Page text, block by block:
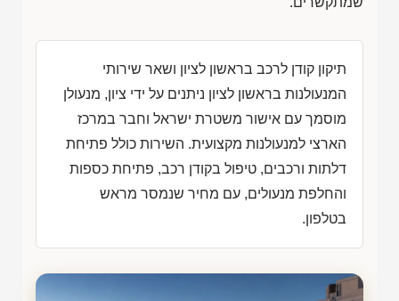
תיקון קודן לרכב בראשון לציון ושאר שירותי
המנעולנות בראשון לציון ניתנים על ידי ציון, מנעולן
מוסמך עם אישור משטרת ישראל וחבר במרכז
הארצי למנעולנות מקצועית. השירות כולל פתיחת
דלתות ורכבים, טיפול בקודן רכב, פתיחת כספות
והחלפת מנעולים, עם מחיר שנמסר מראש
בטלפון.